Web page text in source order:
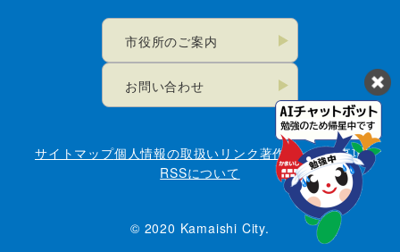
市役所のご案内
お問い合わせ
サイトマップ個人情報の取扱い リンク著作権・免責事項
RSSについて
© 2020 Kamaishi City.